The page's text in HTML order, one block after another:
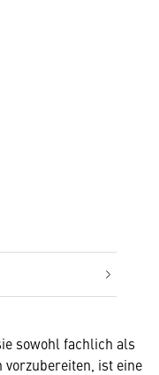
sowohl fachlich als
ist eine